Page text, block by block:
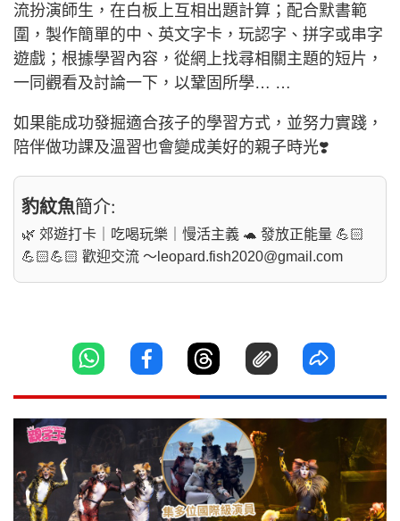
流扮演師生，在白板上互相出題計算；配合默書範
圍，製作簡單的中、英文字卡，玩認字、拼字或串字
遊戲；根據學習內容，從網上找尋相關主題的短片，
一同觀看及討論一下，以鞏固所學… …
如果能成功發掘適合孩子的學習方式，並努力實踐，
陪伴做功課及溫習也會變成美好的親子時光❣️
豹紋魚簡介:
🌿 郊遊打卡｜吃喝玩樂｜慢活主義 🐢 發放正能量 💪🏻
💪🏻💪🏻 歡迎交流 ～ leopard.fish2020@gmail.com